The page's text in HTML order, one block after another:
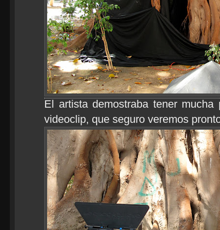
El artista demostraba tener
videoclip, que seguro veremos